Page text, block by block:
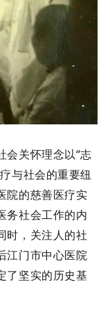
会关怀理念以“志
与社会的重要纽
院的慈善医疗实
务社会工作的内
，关注人的社
江门市中心医院
了坚实的历史基